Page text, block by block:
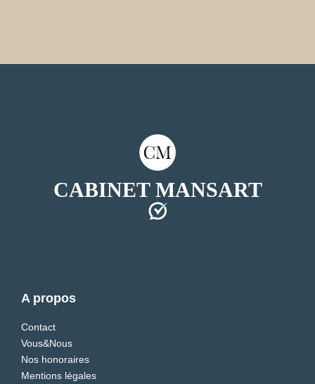
CABINET MANSART
A propos
Contact
Vous&Nous
Nos honoraires
Mentions légales